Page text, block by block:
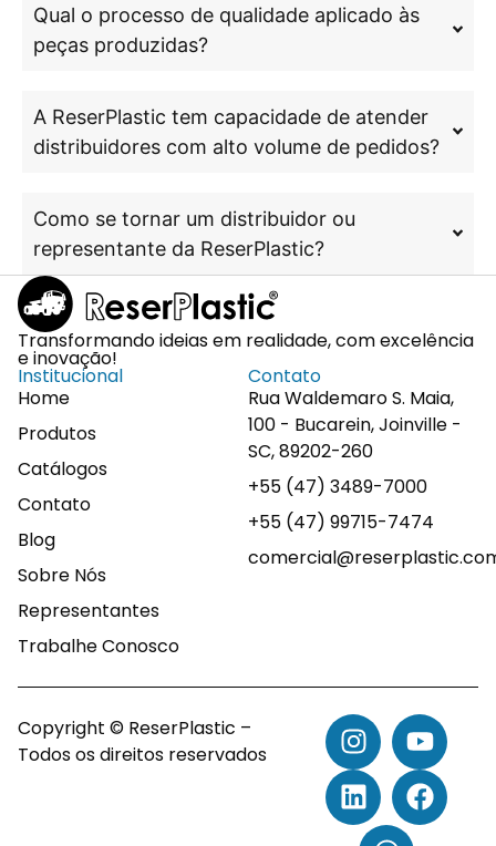
Qual o processo de qualidade aplicado às
peças produzidas?
A ReserPlastic tem capacidade de atender
distribuidores com alto volume de pedidos?
Como se tornar um distribuidor ou
representante da ReserPlastic?
Transformando ideias em realidade, com excelência
e inovação!
Institucional
Home
Produtos
Catálogos
Contato
Blog
Sobre Nós
Representantes
Trabalhe Conosco
Contato
Rua Waldemaro S. Maia,
100 - Bucarein, Joinville -
SC, 89202-260
+55 (47) 3489-7000
+55 (47) 99715-7474
Copyright © ReserPlastic –
Todos os direitos reservados